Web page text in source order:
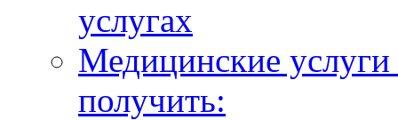
услугах
Медицинские
получить: